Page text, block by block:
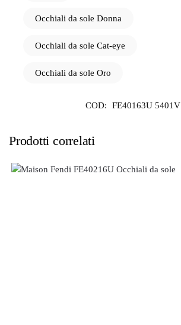
Occhiali da sole Donna
Occhiali da sole Cat-eye
Occhiali da sole Oro
COD: FE40163U 5401V
Prodotti correlati